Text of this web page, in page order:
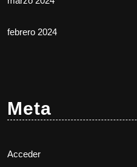
febrero 2024
Meta
Acceder